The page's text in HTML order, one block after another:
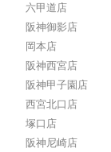
六甲道店
阪神御影店
岡本店
阪神西宮店
阪神甲子園店
西宮北口店
塚口店
阪神尼崎店